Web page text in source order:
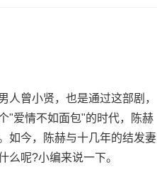
曾小贤，也是通过这部剧，
"爱情不如面包"的时代，陈赫
如今，陈赫与十几年的结发妻
么呢?小编来说一下。